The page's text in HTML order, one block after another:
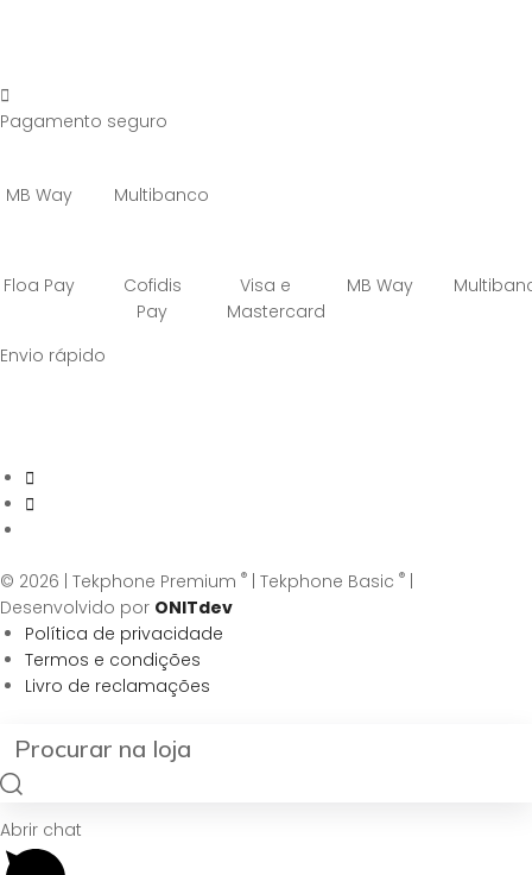
Pagamento seguro
MB Way Multibanco
Floa Pay
Cofidis
Pay
Visa e
Mastercard
MB Way
Envio rápido
© 2026 | Tekphone Premium ® | Tekphone Basic ®
Desenvolvido por ONITdev
Política de privacidade
Termos e condições
Livro de reclamações
Abrir chat